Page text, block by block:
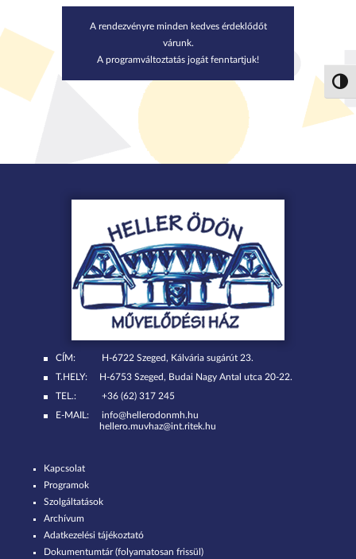
Nagy
A rendezvényre minden kedves érdeklődőt
várunk.
A programváltoztatás jogát fenntartjuk!
CÍM:
H-6722 Szeged, Kálvária sugárút 23.
T.HELY:
H-6753 Szeged, Budai Nagy Antal utca 20-22.
TEL.:
+36 (62) 317 245
E-MAIL:
info@hellerodonmh.hu
hellero.muvhaz@int.ritek.hu
Kapcsolat
Programok
Szolgáltatások
Archívum
Adatkezelési tájékoztató
Dokumentumtár (folyamatosan frissül)